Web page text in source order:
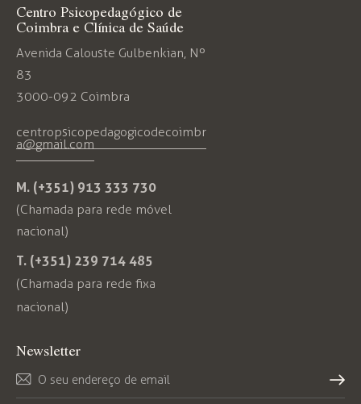
Centro Psicopedagógico de
Coimbra e Clínica de Saúde
Avenida Calouste Gulbenkian, Nº
83
3000-092 Coimbra
centropsicopedagogicodecoimbr
a@gmail.com
M. (+351) 913 333 730
(Chamada para rede móvel
nacional)
T. (+351) 239 714 485
(Chamada para rede fixa
nacional)
Newsletter
Subs